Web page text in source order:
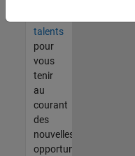
talents
pour
vous
tenir
au
courant
des
nouvelles
opportunités